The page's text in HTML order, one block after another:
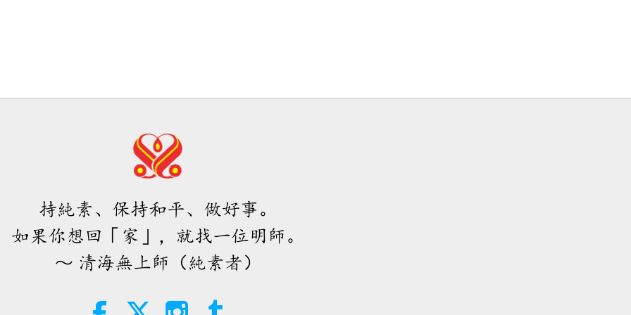
持純素、保持和平、做好事。
如果你想回「家」，就找一位明師。
～ 清海無上師（純素者）